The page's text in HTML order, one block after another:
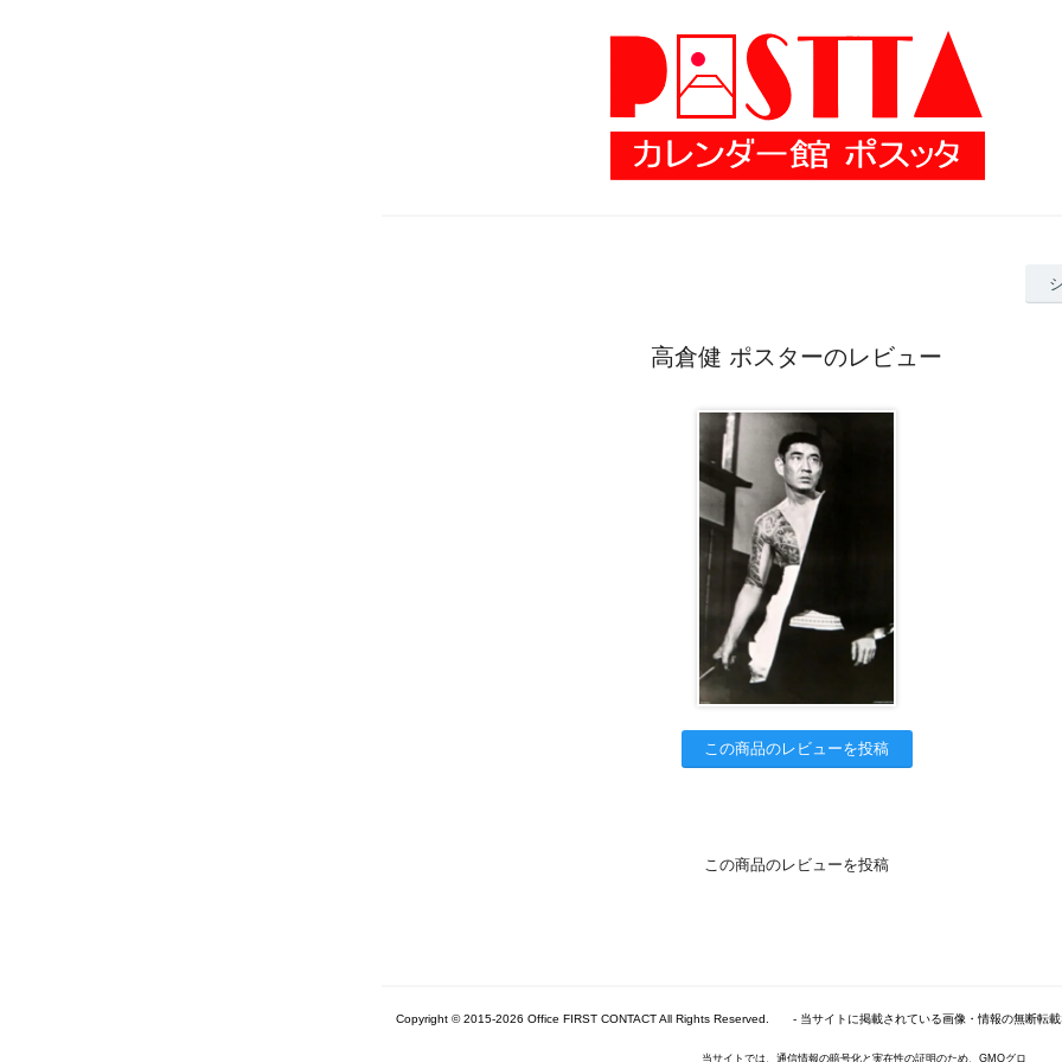
高倉健 ポスターのレビュー
この商品のレビューを投稿
この商品のレビューを投稿
Copyright © 2015-2026 Office FIRST CONTACT All Rights Reserved. - 当サイトに掲載されている画像・情報の無断転載
当サイトでは、通信情報の暗号化と実在性の証明のため、GMOグロ